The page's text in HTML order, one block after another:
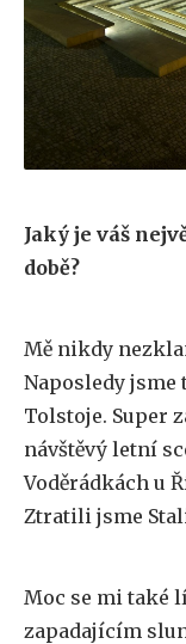
Jaký je váš
době?
Mě nikdy
Naposledy jsme
Tolstoje. Super
návštěvý letní
Voděrádkách u
Ztratili jsme
Moc se mi také
zapadajícím